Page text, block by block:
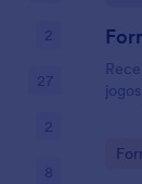
Go
2
27
2
8